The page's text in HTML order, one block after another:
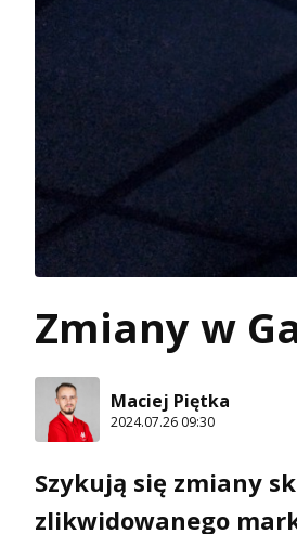
Zmiany w
Maciej Piętka
2024.07.26 09:30
Szykują się zmiany
zlikwidowanego